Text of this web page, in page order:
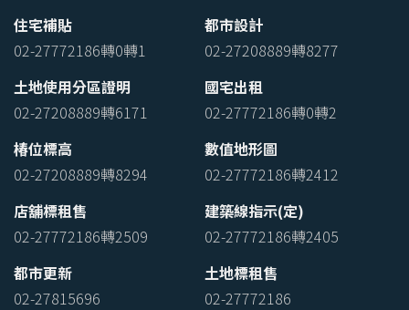
住宅補貼
02-27772186轉0轉1
都市設計
02-27208889轉8277
土地使用分區證明
02-27208889轉6171
國宅出租
02-27772186轉0轉2
椿位標高
02-27208889轉8294
數值地形圖
02-27772186轉2412
店舖標租售
02-27772186轉2509
建築線指示(定)
02-27772186轉2405
都市更新
02-27815696
土地標租售
02-27772186